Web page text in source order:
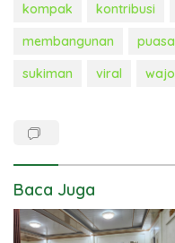
kompak
kontribusi
membangunan
puasa
sukiman
viral wajo
Baca Juga